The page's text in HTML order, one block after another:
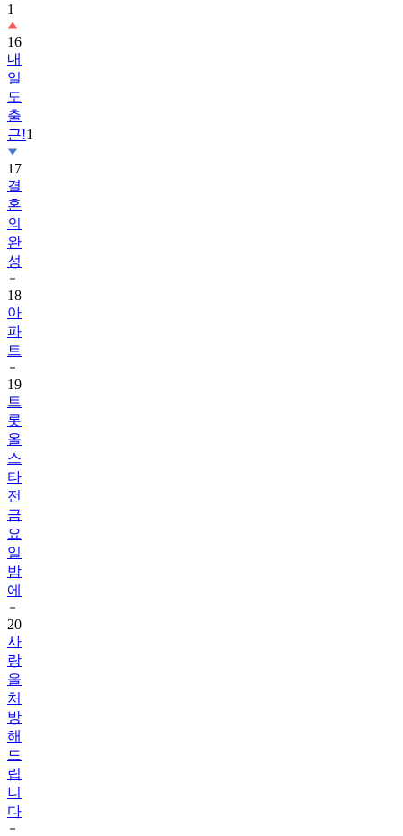
1
16
내
일
도
출
근!1
17
결
혼
의
완
성
18
아
파
트
19
트
롯
올
스
타
전
금
요
일
밤
에
20
사
랑
을
처
방
해
드
립
니
다